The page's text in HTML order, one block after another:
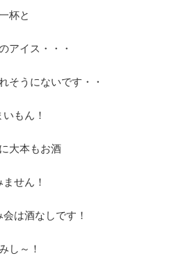
杯と
アイス・・・
そうにないです・・
いもん！
大本もお酒
せん！
は酒なしです！
し～！